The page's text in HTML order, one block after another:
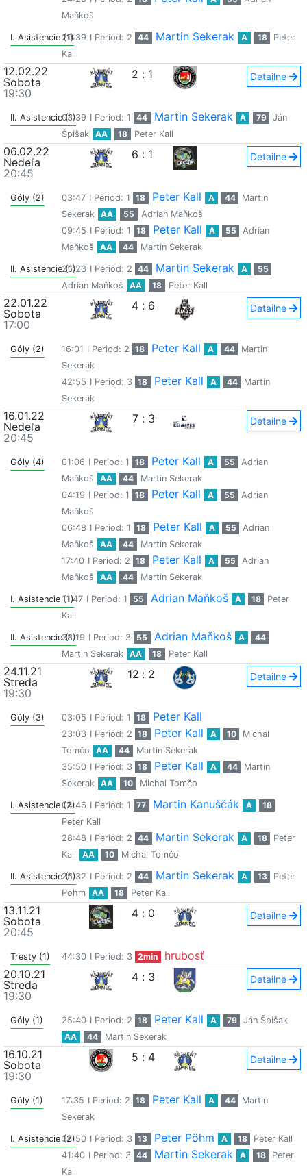
Maňkoš
I. Asistencie (1)20:39 I Period: 2 44 Martin Sekerak A 18
Peter
Kall
12.02.22
Sobota
19:30
2 : 1 Detailne
II. Asistencie (1)
03:39 I Period: 1 44 Martin Sekerak A 79
Ján
Špišak
AA 18 Peter Kall
06.02.22
Nedeľa
20:45
6 : 1 Detailne
Góly (2) 03:47 I Period: 1 18 Peter Kall A 44
Martin
Sekerak
AA 55
Adrian Maňkoš
09:45 I Period: 1 18 Peter Kall A 55
Adrian
Maňkoš
AA 44 Martin Sekerak
II. Asistencie (1)
25:23 I Period: 2 44 Martin Sekerak A
55
Adrian Maňkoš
AA 18 Peter Kall
22.01.22
Sobota
17:00
4 : 6 Detailne
Góly (2) 16:01 I Period: 2 18 Peter Kall A 44
Martin
Sekerak
42:55 I Period: 3 18 Peter Kall A 44
Martin
Sekerak
16.01.22
Nedeľa
20:45
7 : 3 Detailne
Góly (4) 01:06 I Period: 1 18 Peter Kall A 55
Adrian
Maňkoš
AA 44
Martin Sekerak
04:19 I Period: 1 18 Peter Kall A 55
Adrian
Maňkoš
06:48 I Period: 1 18 Peter Kall A 55
Adrian
Maňkoš
AA 44
Martin Sekerak
17:40 I Period: 2 18 Peter Kall A 55
Adrian
Maňkoš
AA 44 Martin Sekerak
I. Asistencie (1)
11:47 I Period: 1 55 Adrian Maňkoš A 18
Peter
Kall
II. Asistencie (1)
38:19 I Period: 3 55 Adrian Maňkoš A
44
Martin Sekerak
AA 18 Peter Kall
24.11.21
Streda
19:30
12 : 2 Detailne
Góly (3) 03:05 I Period: 1 18 Peter Kall
23:03 I Period: 2 18 Peter Kall A 10
Michal
Tomčo
AA 44
Martin Sekerak
35:50 I Period: 3 18 Peter Kall A 44
Martin
Sekerak
AA 10 Michal Tomčo
I. Asistencie (2)04:46 I Period: 1 77 Martin Kanuščák A
18
Peter Kall
28:48 I Period: 2 44 Martin Sekerak A 18
Peter
Kall
AA 10 Michal Tomčo
II. Asistencie (1)
25:32 I Period: 2 44 Martin Sekerak A 13
Peter
Pöhm
AA 18 Peter Kall
13.11.21
Sobota
20:45
4 : 0 Detailne
Tresty (1) 44:30 I Period: 3 2min
hrubosť
20.10.21
Streda
19:30
4 : 3 Detailne
Góly (1) 25:40 I Period: 2 18 Peter Kall A 79
Ján Špišak
AA
44 Martin Sekerak
16.10.21
Sobota
19:30
5 : 4 Detailne
Góly (1) 17:35 I Period: 2 18 Peter Kall A 44
Martin
Sekerak
I. Asistencie (2)34:50 I Period: 3 13 Peter Pöhm A 18
Peter Kall
41:40 I Period: 3 44 Martin Sekerak A 18
Peter
Kall